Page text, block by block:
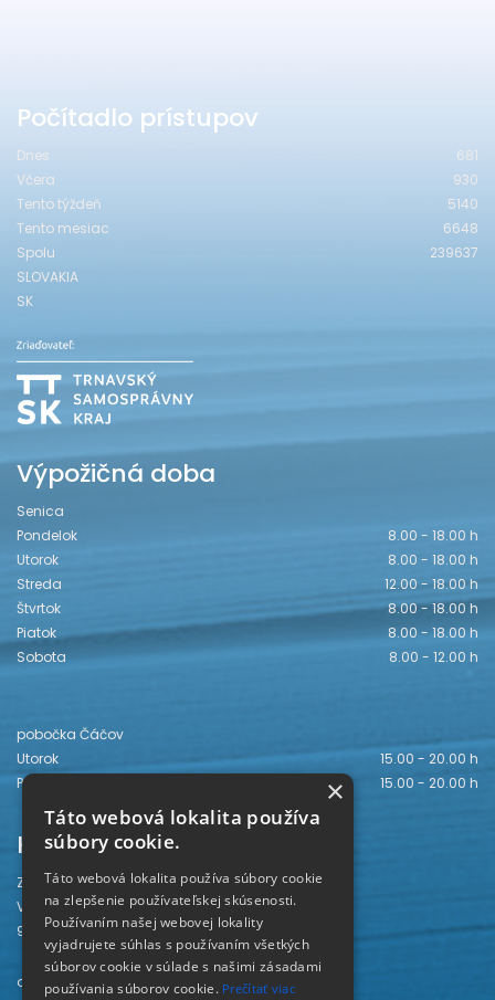
Počítadlo prístupov
Dnes
681
Včera
930
Tento týždeň
5140
Tento mesiac
6648
Spolu
239637
SLOVAKIA
SK
Výpožičná doba
Senica
Pondelok
8.00 - 18.00 h
Utorok
8.00 - 18.00 h
Streda
12.00 - 18.00 h
Štvrtok
8.00 - 18.00 h
Piatok
8.00 - 18.00 h
Sobota
8.00 - 12.00 h
pobočka Čáčov
Utorok
15.00 - 20.00 h
Piatok
15.00 - 20.00 h
Kontakt
Záhorská knižnica
Vajanského 28
905 01 Senica
odd. beletrie 034/654 3780
×
Táto webová lokalita používa
súbory cookie.
Táto webová lokalita používa súbory cookie
na zlepšenie používateľskej skúsenosti.
Používaním našej webovej lokality
vyjadrujete súhlas s používaním všetkých
súborov cookie v súlade s našimi zásadami
používania súborov cookie. Prečítať viac